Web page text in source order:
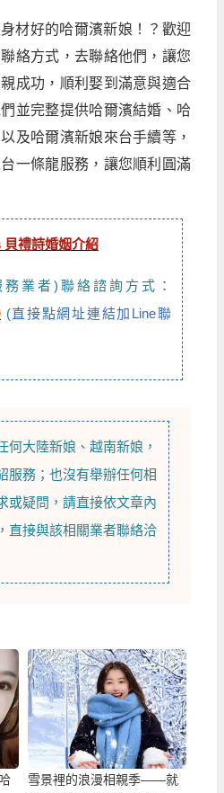
材好的哈爾濱新娘！？歡迎
絡方式，去聯絡他們，讓您
成功，順利娶到滿意與適合
並完整提供哈爾濱結婚、哈
及哈爾濱新娘來台手續等，
一條龍服務，讓您順利圓滿
貝禮詩婚姻介紹
業者)聯絡諮詢方式：
(直接點網址連結加Line聯
何大陸新娘 、越南新娘 ，
服務；也沒有舉辦任何相
或疑問，請直接依文章內
直接與該相關業者聯絡洽
雪景裡的浪漫相親季——就